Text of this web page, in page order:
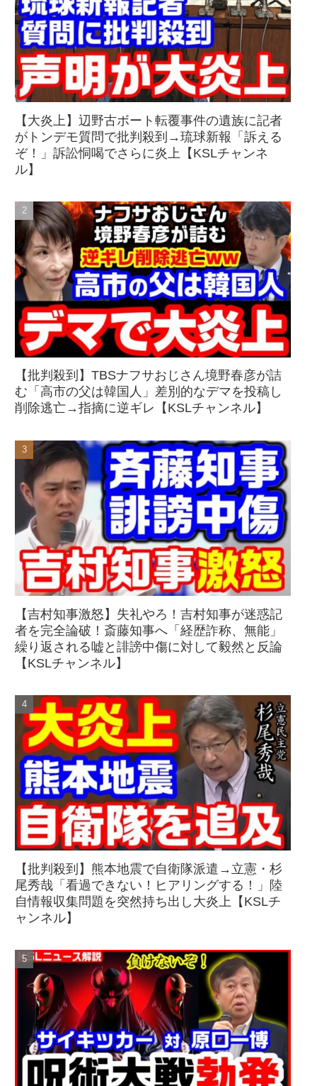
【大炎上】辺野古ボート転覆事件の遺族に記者
がトンデモ質問で批判殺到→琉球新報「訴える
ぞ！」訴訟恫喝でさらに炎上【KSLチャンネ
ル】
【批判殺到】TBSナフサおじさん境野春彦が詰
む「高市の父は韓国人」差別的なデマを投稿し
削除逃亡→指摘に逆ギレ【KSLチャンネル】
【吉村知事激怒】失礼やろ！吉村知事が迷惑記
者を完全論破！斎藤知事へ「経歴詐称、無能」
繰り返される嘘と誹謗中傷に対して毅然と反論
【KSLチャンネル】
【批判殺到】熊本地震で自衛隊派遣→立憲・杉
尾秀哉「看過できない！ヒアリングする！」陸
自情報収集問題を突然持ち出し大炎上【KSLチ
ャンネル】